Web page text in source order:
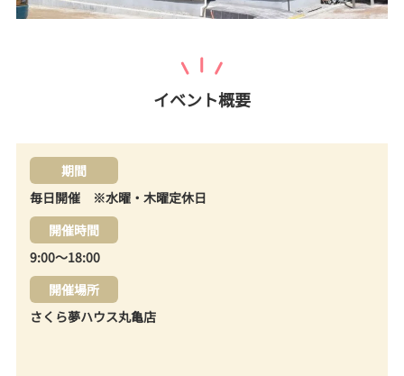
イベント概要
期間
毎日開催 ※水曜・木曜定休日
開催時間
9:00～18:00
開催場所
さくら夢ハウス丸亀店